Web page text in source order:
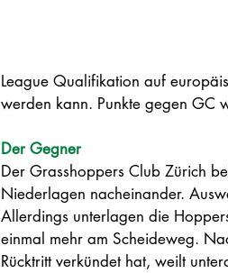
League Qualifikation auf
werden kann. Punkte gegen GC
Der Gegner
Der Grasshoppers Club Zürich
Niederlagen nacheinander.
Allerdings unterlagen die
einmal mehr am Scheideweg.
Rücktritt verkündet hat, weilt